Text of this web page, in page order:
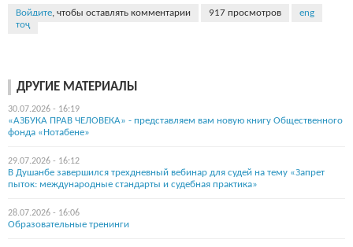
Войдите, чтобы оставлять комментарии 917 просмотров
eng
тоҷ
ДРУГИЕ МАТЕРИАЛЫ
30.07.2026 - 16:19
«АЗБУКА ПРАВ ЧЕЛОВЕКА» - представляем вам новую книгу Общественного
фонда «Нотабене»
29.07.2026 - 16:12
В Душанбе завершился трехдневный вебинар для судей на тему «Запрет
пыток: международные стандарты и судебная практика»
28.07.2026 - 16:06
Образовательные тренинги